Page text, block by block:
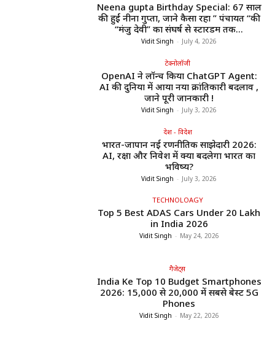
Neena gupta Birthday Special: 67 साल
की हुईं नीना गुप्ता, जाने कैसा रहा ” पंचायत “की
“मंजु देवी” का संघर्ष से स्टारडम तक...
Vidit Singh - July 4, 2026
टेक्नोलॉजी
OpenAI ने लॉन्च किया ChatGPT Agent:
AI की दुनिया में आया नया क्रांतिकारी बदलाव ,
जाने पूरी जानकारी !
Vidit Singh - July 3, 2026
देश - विदेश
भारत-जापान नई रणनीतिक साझेदारी 2026:
AI, रक्षा और निवेश में क्या बदलेगा भारत का
भविष्य?
Vidit Singh - July 3, 2026
TECHNOLOAGY
Top 5 Best ADAS Cars Under ₹20 Lakh
in India 2026
Vidit Singh - May 24, 2026
गैजेट्स
India Ke Top 10 Budget Smartphones
2026: ₹15,000 से ₹20,000 में सबसे बेस्ट 5G
Phones
Vidit Singh - May 22, 2026